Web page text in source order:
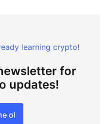
learning crypto!
for
updates!
ol